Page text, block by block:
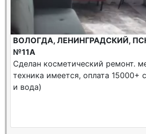
ВОЛОГДА, ЛЕНИНГРАДСКИЙ,
№11А
Сделан косметический ремонт.
техника имеется, оплата 15000+
и вода)